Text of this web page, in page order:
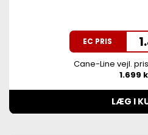
EC PRIS
Cane-Line vejl. pris
1.699
LÆG I